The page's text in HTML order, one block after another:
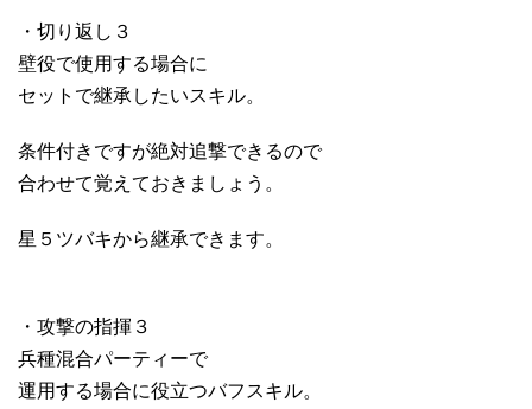
・切り返し３
壁役で使用する場合に
セットで継承したいスキル。
条件付きですが絶対追撃できるので
合わせて覚えておきましょう。
星５ツバキから継承できます。
・攻撃の指揮３
兵種混合パーティーで
運用する場合に役立つバフスキル。